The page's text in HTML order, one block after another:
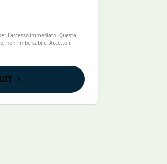
l'accesso immediato. Questa
non rimborsabile. Accetto i